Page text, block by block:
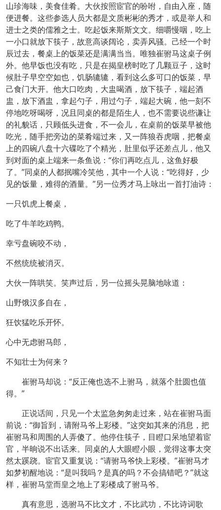
山珍海味，美食佳肴。大伙按照宦官的吩咐，自由入座，随
便进餐。这些参选人员大都是文质彬彬的秀才，或是举人和
进士之类的儒雅之士。吃起饭来斯斯文文。细嚼慢咽，吃上
一小口就放下筷子，故意高谈阔论，卖弄风骚。己经一个时
辰过去，餐桌上的饭菜还是满满当当。唯独崔驸马这桌子例
外。他早饭也没有吃，只是在揭皇榜时吃了几颗豆子，这时
候肚子早空空如也，饥肠辘辘，看到这么多可口的饭菜，早
己食门大开。他大口吃肉，大盅喝酒，放下筷子，端起酒
盅，放下酒盅，拿起勺子，用过勺子，端起大碗，他一刻不
停地吃呀喝呀，况且同桌的都是陌生人，也不需要说些谦让
的礼貌话，只顾低头进食，不一会儿，在桌前的饭菜早被他
吃光，随手把旁边的菜肴端过来，又一阵狼吞虎咽，把餐桌
上的四碗八盘十六碟吃了个精光，肚里似乎还差点儿，他又
到对面的桌上端来一条鱼说：“你们再吃点儿，这鱼好极
了。”同桌的人都抿嘴冷笑他，其中一个人说：“吃得好，少
见的饭量，难得的酒量。”另一位秀才马上咏出一首打油诗：
一只饥虎上餐桌，
吃了牛羊吃鸡鸭。
幸亏盘碗咬不动，
不然统统被消灭。
大伙一阵哄笑。笑声过后，另一位摇头晃脑地咏道：
山野饿汉多自在，
狂饮猛吃乐开怀。
心中无虑驸马郎，
不知壮士为何来？
崔驸马却说：“反正俺也选不上驸马，就落个肚圆也值
得。”
正说话间，只见一个太监急匆匆走过来，站在崔驸马面
前说：“御旨到，请附马爷上彩楼。”这突如其来的消息，把
崔驸马和周围的人弄傻了。他停住筷子，目瞪口呆地望着宦
官，半晌说不出话来。同桌的人大眼瞪小眼，觉得这事太突
然太蹊跷。宦官又重复说：“请驸马爷快上彩楼。”崔驸马才
如梦初醒地说：“是叫我吗？是真的吗？不会搞错吧？”就这
样，崔驸马堂而皇之地上了彩楼成了驸马爷。
真有意思，选驸马不比文才，不比武功，不比诗词歌